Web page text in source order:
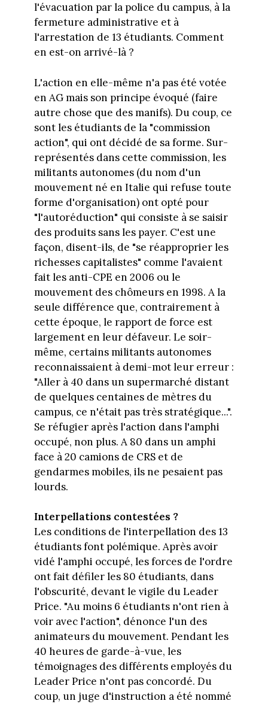
l'évacuation par la police du campus, à la
fermeture administrative et à
l'arrestation de 13 étudiants. Comment
en est-on arrivé-là ?
L'action en elle-même n'a pas été votée
en AG mais son principe évoqué (faire
autre chose que des manifs). Du coup, ce
sont les étudiants de la "commission
action", qui ont décidé de sa forme. Sur-
représentés dans cette commission, les
militants autonomes (du nom d'un
mouvement né en Italie qui refuse toute
forme d'organisation) ont opté pour
"l'autoréduction" qui consiste à se saisir
des produits sans les payer. C'est une
façon, disent-ils, de "se réapproprier les
richesses capitalistes" comme l'avaient
fait les anti-CPE en 2006 ou le
mouvement des chômeurs en 1998. A la
seule différence que, contrairement à
cette époque, le rapport de force est
largement en leur défaveur. Le soir-
même, certains militants autonomes
reconnaissaient à demi-mot leur erreur :
"Aller à 40 dans un supermarché distant
de quelques centaines de mètres du
campus, ce n'était pas très stratégique...".
Se réfugier après l'action dans l'amphi
occupé, non plus. A 80 dans un amphi
face à 20 camions de CRS et de
gendarmes mobiles, ils ne pesaient pas
lourds.
Interpellations contestées ?
Les conditions de l'interpellation des 13
étudiants font polémique. Après avoir
vidé l'amphi occupé, les forces de l'ordre
ont fait défiler les 80 étudiants, dans
l'obscurité, devant le vigile du Leader
Price. "Au moins 6 étudiants n'ont rien à
voir avec l'action", dénonce l'un des
animateurs du mouvement. Pendant les
40 heures de garde-à-vue, les
témoignages des différents employés du
Leader Price n'ont pas concordé. Du
coup, un juge d'instruction a été nommé